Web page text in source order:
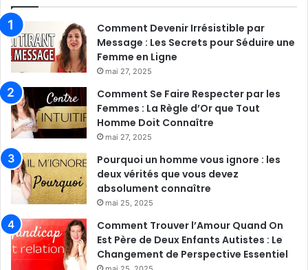
Comment Devenir Irrésistible par
Message : Les Secrets pour Séduire une
Femme en Ligne
mai 27, 2025
Comment Se Faire Respecter par les
Femmes : La Règle d’Or que Tout
Homme Doit Connaître
mai 27, 2025
Pourquoi un homme vous ignore : les
deux vérités que vous devez
absolument connaître
mai 25, 2025
Comment Trouver l’Amour Quand On
Est Père de Deux Enfants Autistes : Le
Changement de Perspective Essentiel